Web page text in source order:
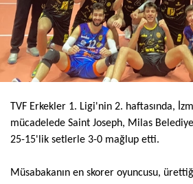
TVF Erkekler 1. Ligi'nin 2. haftasında,
mücadelede Saint Joseph, Milas
25-15'lik setlerle 3-0 mağlup etti.
Müsabakanın en skorer oyuncusu,